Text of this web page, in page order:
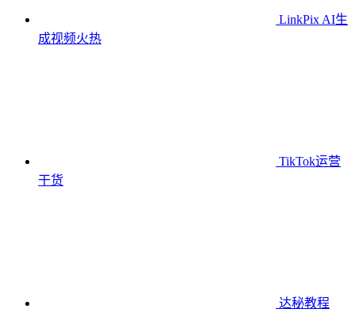
LinkPix AI生
成视频火热
TikTok运营
干货
达秘教程